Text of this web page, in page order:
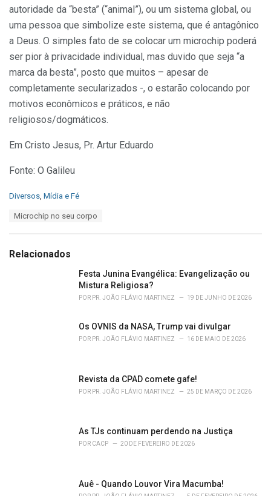
autoridade da “besta” (“animal”), ou um sistema global, ou
uma pessoa que simbolize este sistema, que é antagônico
a Deus. O simples fato de se colocar um microchip poderá
ser pior à privacidade individual, mas duvido que seja “a
marca da besta”, posto que muitos – apesar de
completamente secularizados -, o estarão colocando por
motivos econômicos e práticos, e não
religiosos/dogmáticos.
Em Cristo Jesus, Pr. Artur Eduardo
Fonte: O Galileu
C
o
r
Diversos Mídia e Fé
:
Microchip no seu corpo
Relacionados
Festa Junina Evangélica: Evangelização ou
Mistura Religiosa?
POR PR. JOÃO FLÁVIO MARTINEZ 19 DE JUNHO DE 2026
Os OVNIS da NASA, Trump vai divulgar
POR PR. JOÃO FLÁVIO MARTINEZ 16 DE MAIO DE 2026
Revista da CPAD comete gafe!
POR PR. JOÃO FLÁVIO MARTINEZ 25 DE MARÇO DE 2026
As TJs continuam perdendo na Justiça
POR CACP 20 DE FEVEREIRO DE 2026
Auê - Quando Louvor Vira Macumba!